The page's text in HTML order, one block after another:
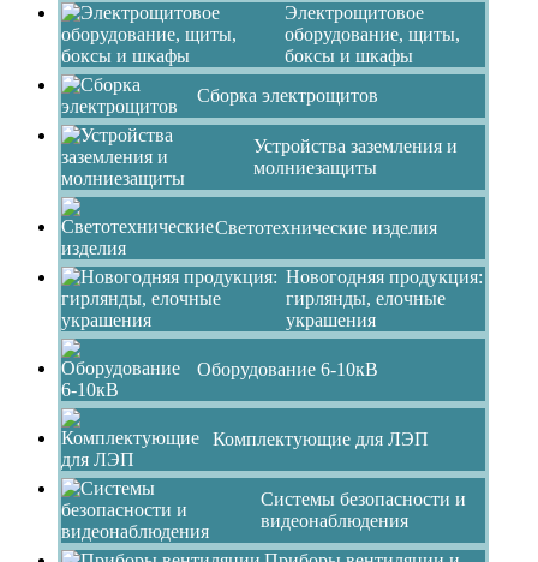
Электрощитовое
оборудование, щиты,
боксы и шкафы
Сборка электрощитов
Устройства заземления и
молниезащиты
Светотехнические изделия
Новогодняя продукция:
гирлянды, елочные
украшения
Оборудование 6-10кВ
Комплектующие для ЛЭП
Системы безопасности и
видеонаблюдения